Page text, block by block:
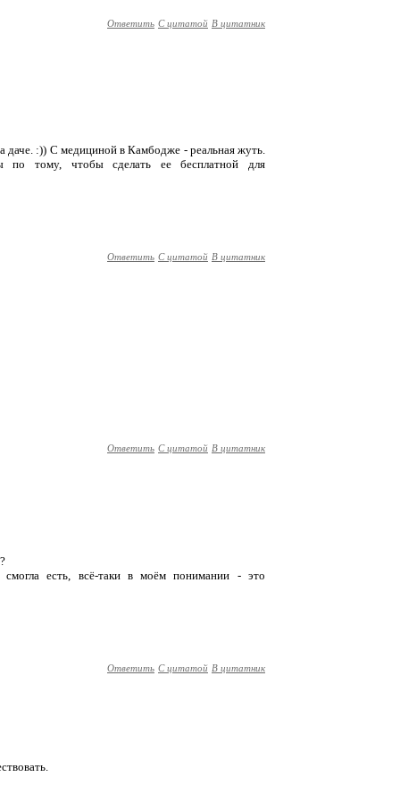
Ответить С цитатой В цитатник
даче. :)) С медициной в Камбодже - реальная жуть.
тому, чтобы сделать ее бесплатной для
Ответить С цитатой В цитатник
Ответить С цитатой В цитатник
есть, всё-таки в моём понимании - это
Ответить С цитатой В цитатник